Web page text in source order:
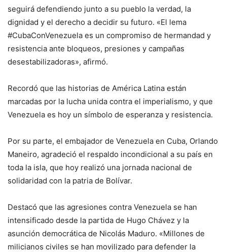
seguirá defendiendo junto a su pueblo la verdad, la
dignidad y el derecho a decidir su futuro. «El lema
#CubaConVenezuela es un compromiso de hermandad y
resistencia ante bloqueos, presiones y campañas
desestabilizadoras», afirmó.
Recordó que las historias de América Latina están
marcadas por la lucha unida contra el imperialismo, y que
Venezuela es hoy un símbolo de esperanza y resistencia.
Por su parte, el embajador de Venezuela en Cuba, Orlando
Maneiro, agradeció el respaldo incondicional a su país en
toda la isla, que hoy realizó una jornada nacional de
solidaridad con la patria de Bolívar.
Destacó que las agresiones contra Venezuela se han
intensificado desde la partida de Hugo Chávez y la
asunción democrática de Nicolás Maduro. «Millones de
milicianos civiles se han movilizado para defender la